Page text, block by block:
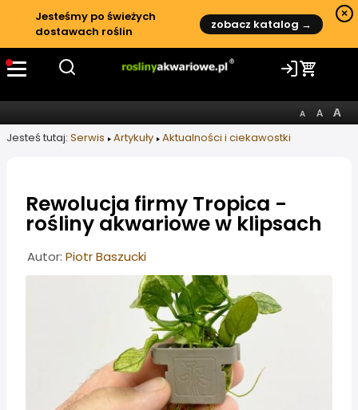
Jesteśmy po świeżych
dostawach roślin
zobacz katalog →
×
Jesteś tutaj: Serwis Artykuły Aktualności i ciekawostki
Rewolucja firmy Tropica -
rośliny akwariowe w klipsach
Informacje o artykule
Autor: Piotr Baszucki